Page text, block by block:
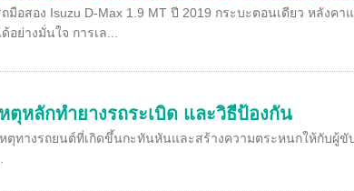
มือสอง Isuzu D-Max 1.9 MT ปี 2019 กระบะตอนเดียว หลัง
อย่างมั่นใจ การเล...
ตุหลักทำยางรถระเบิด และวิธีป้องกัน
ตุทางรถยนต์ที่เกิดขึ้นกะทันหันและสร้างความตระหนกให้กับผู้ขั